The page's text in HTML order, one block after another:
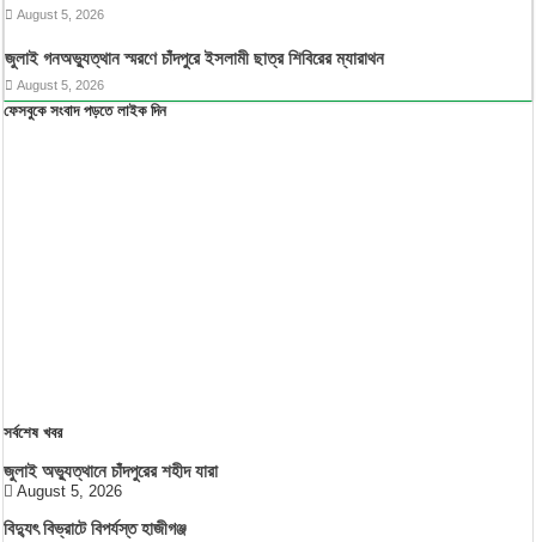
August 5, 2026
জুলাই গনঅভ্যুত্থান স্মরণে চাঁদপুরে ইসলামী ছাত্র শিবিরের ম্যারাথন
August 5, 2026
ফেসবুকে সংবাদ পড়তে লাইক দিন
সর্বশেষ খবর
জুলাই অভ্যুত্থানে চাঁদপুরের শহীদ যারা
August 5, 2026
বিদ্যুৎ বিভ্রাটে বিপর্যস্ত হাজীগঞ্জ